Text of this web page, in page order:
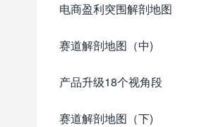
电商盈利突围解剖地图
赛道解剖地图（中)
产品升级18个视角段
赛道解剖地图（下)